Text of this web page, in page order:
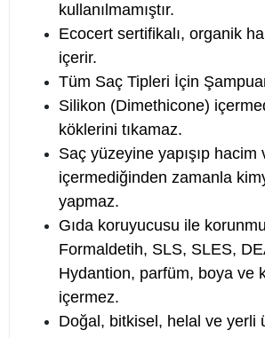
kullanılmamıştır.
Ecocert sertifikalı, organik
içerir.
Tüm Saç Tipleri İçin
Silikon (Dimethicone)
köklerini tıkamaz.
Saç yüzeyine yapışıp
içermediğinden zamanla
yapmaz.
Gıda koruyucusu ile
Formaldetih, SLS, SLES,
Hydantion, parfüm, boya ve
içermez.
Doğal, bitkisel, helal ve yerli